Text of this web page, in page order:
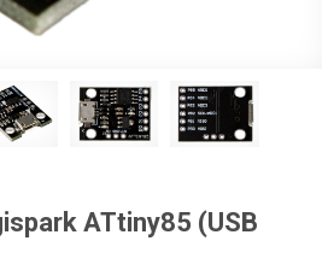
ATtiny85 (USB